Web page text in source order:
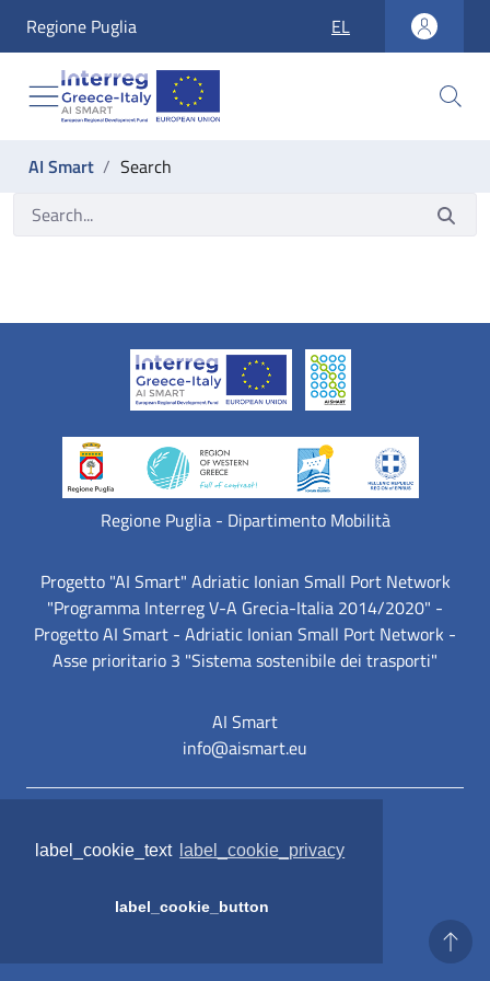
label_cookie_text label_cookie_privacy
label_cookie_button
accesskey_vai_nav
accesskey_vai_ricerca
accesskey_vai_contenuti
accesskey_vai_footer
Regione Puglia EL
AI Smart Search
Search
Regione Puglia - Dipartimento Mobilità
Progetto "AI Smart" Adriatic Ionian Small Port Network
"Programma Interreg V-A Grecia-Italia 2014/2020" -
Progetto AI Smart - Adriatic Ionian Small Port Network -
Asse prioritario 3 "Sistema sostenibile dei trasporti"
AI Smart
info@aismart.eu
label_sezione_link_utili
Privacy policy
Note legali